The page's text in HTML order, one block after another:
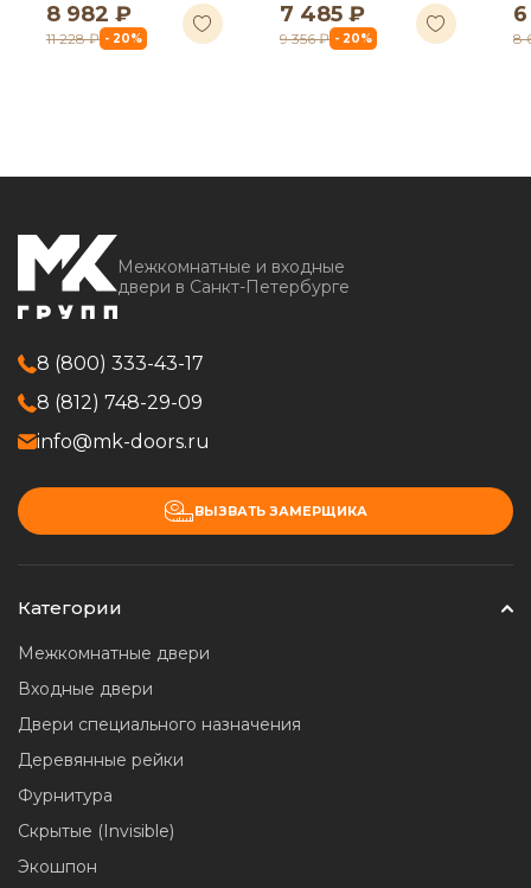
8 982 ₽
11 228 ₽ - 20%
7 485 ₽
9 356 ₽ - 20% 8
Межкомнатные и входные
двери в Санкт-Петербурге
8 (800) 333-43-17
8 (812) 748-29-09
info@mk-doors.ru
ВЫЗВАТЬ ЗАМЕРЩИКА
Категории
Межкомнатные двери
Входные двери
Двери специального назначения
Деревянные рейки
Фурнитура
Скрытые (Invisible)
Экошпон